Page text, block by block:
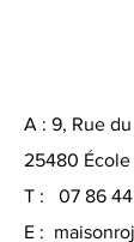
A : 9, Rue
25480
T : 07 86 44
E :